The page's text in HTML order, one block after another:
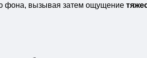
фона, вызывая затем ощущение